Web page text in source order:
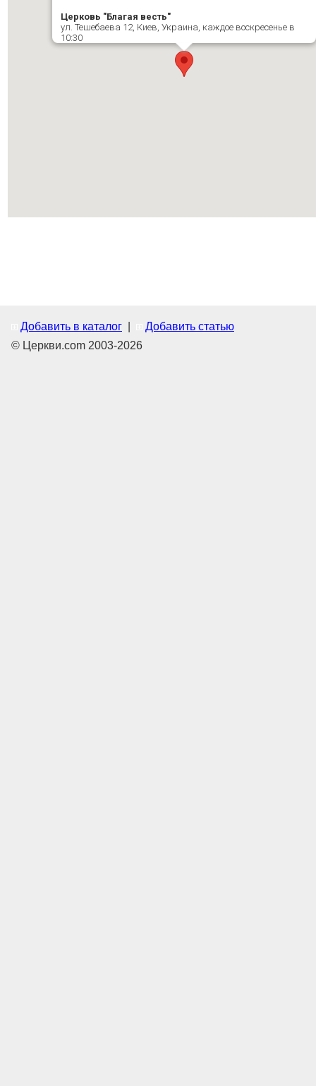
Церковь "Благая весть"
ул. Тешебаева 12, Киев, Украина, каждое воскресенье в
10:30
Добавить в каталог
Добавить статью
© Церкви.com 2003-2026